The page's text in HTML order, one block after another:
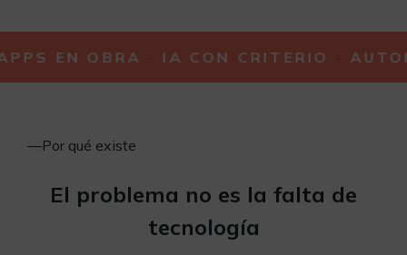
EN OBRA IA CON CRITERIO
—Por qué existe
El problema no es la falta de
tecnología